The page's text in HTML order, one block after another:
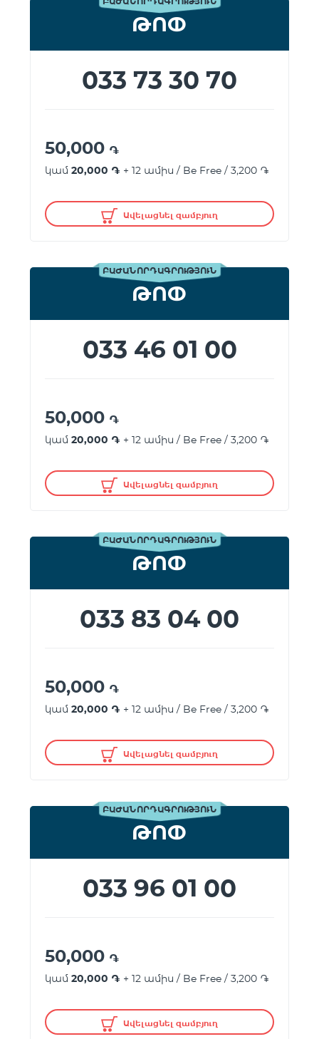
ԹՈՓ
033 73 30 70
50,000 ֏
կամ 20,000 ֏ + 12 ամիս / Be Free / 3,200 ֏
Ավելացնել զամբյուղ
ԲԱԺԱՆՈՐԴԱԳՐՈՒԹՅՈՒՆ
ԹՈՓ
033 46 01 00
50,000 ֏
կամ 20,000 ֏ + 12 ամիս / Be Free / 3,200 ֏
Ավելացնել զամբյուղ
ԲԱԺԱՆՈՐԴԱԳՐՈՒԹՅՈՒՆ
ԹՈՓ
033 83 04 00
50,000 ֏
կամ 20,000 ֏ + 12 ամիս / Be Free / 3,200 ֏
Ավելացնել զամբյուղ
ԲԱԺԱՆՈՐԴԱԳՐՈՒԹՅՈՒՆ
ԹՈՓ
033 96 01 00
50,000 ֏
կամ 20,000 ֏ + 12 ամիս / Be Free / 3,200 ֏
Ավելացնել զամբյուղ